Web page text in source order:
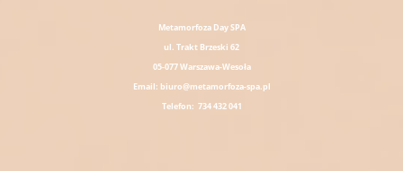
Metamorfoza Day SPA
ul. Trakt Brzeski 62
05-077 Warszawa-Wesoła
Email: biuro@metamorfoza-spa.pl
Telefon: 734 432 041